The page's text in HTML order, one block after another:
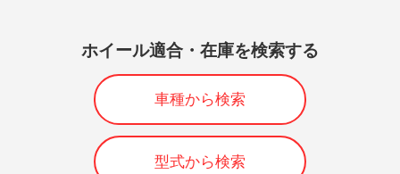
ホイール適合・在庫を検索する
車種から検索
型式から検索